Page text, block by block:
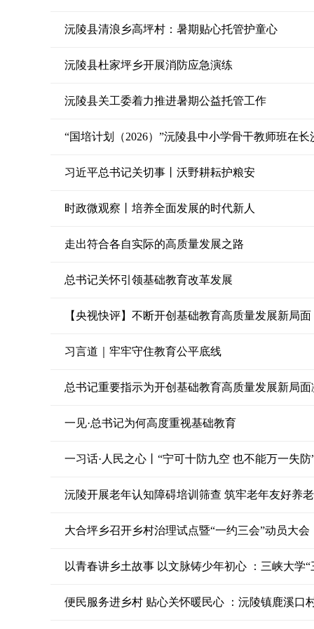
沅陵县清浪乡高坪村：暑期贴心托管护童心
沅陵县杜家坪乡开展消防应急演练
沅陵县关工委着力推进暑期公益托管工作
“国培计划（2026）”沅陵县中小学骨干教师班在长
习近平总书记关切事丨沃野耕耘护粮安
时政微观察丨培养全面发展的时代新人
走出符合各自实际的高质量发展之路
总书记关怀引领基础教育改革发展
【央视快评】不断开创基础教育高质量发展新局面
习言道｜牢牢守住教育公平底线
总书记重要指示为开创基础教育高质量发展新局
一见·总书记为何高度重视基础教育
一习话·人民之心丨“宁可十防九空 也不能万一失防
沅陵开展老年认知障碍培训筛查 筑牢老年友好养
大合坪乡召开乡村治理试点暨“一约三会”动员大会
以青春讲乡土故事 以文脉铸少年初心 ：三峡大学
便民服务进乡村 贴心关怀暖民心 ：沅陵镇鹿溪口